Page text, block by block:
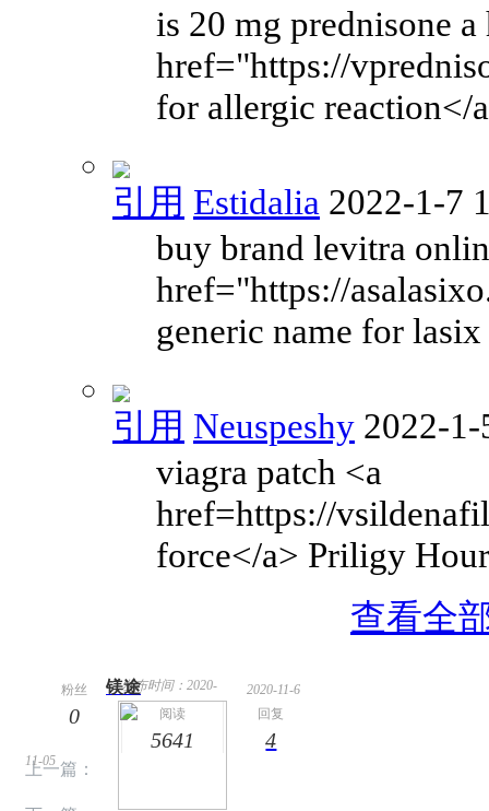
is 20 mg prednisone
href="https://
for allergic reaction</
引用 Estidalia 2022-1-7
buy brand levitra
href="https://
generic name for lasix
引用 Neuspeshy 2022-
viagra patch <a
href=https://
force</a> Priligy
查看全
2020-11-6
13:01
镁途
粉丝
0 阅读
5641
回复
4
上一篇：
发布时间：2020-
11-05